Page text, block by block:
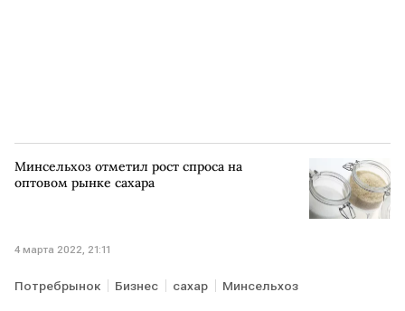
Минсельхоз отметил рост спроса на
оптовом рынке сахара
4 марта 2022, 21:11
Потребрынок Бизнес сахар Минсельхоз